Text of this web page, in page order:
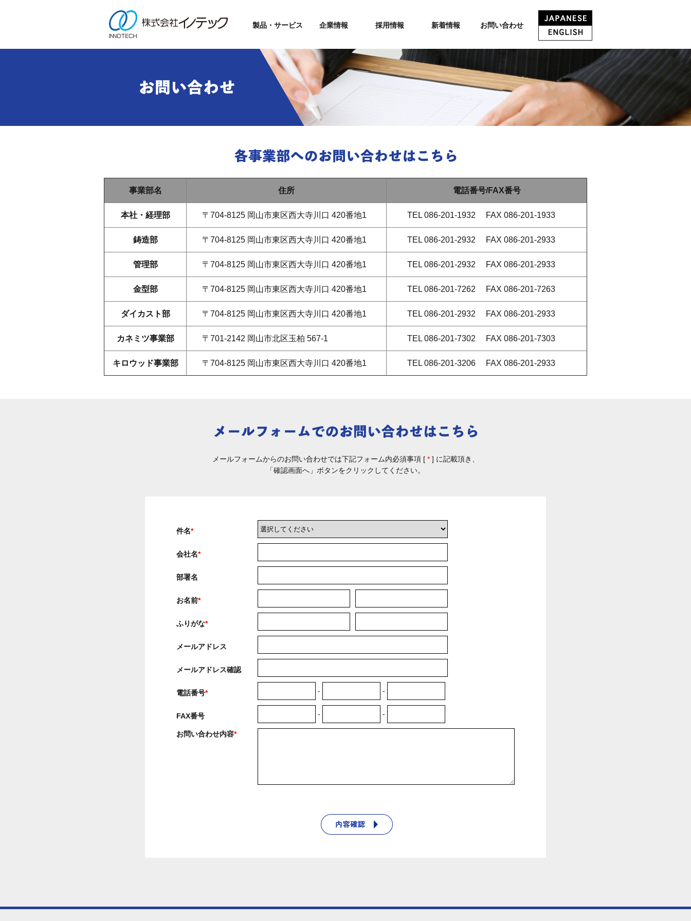
製品・サービス 企業情報 採用情報 新着情報 お問い合わせ
事業部名 住所 電話番号/FAX番号
本社・経理部 〒704-8125 岡山市東区西大寺川口 420番地1 TEL 086-201-1932 FAX 086-201-1933
鋳造部 〒704-8125 岡山市東区西大寺川口 420番地1 TEL 086-201-2932 FAX 086-201-2933
管理部 〒704-8125 岡山市東区西大寺川口 420番地1 TEL 086-201-2932 FAX 086-201-2933
金型部 〒704-8125 岡山市東区西大寺川口 420番地1 TEL 086-201-7262 FAX 086-201-7263
ダイカスト部 〒704-8125 岡山市東区西大寺川口 420番地1 TEL 086-201-2932 FAX 086-201-2933
カネミツ事業部 〒701-2142 岡山市北区玉柏 567-1 TEL 086-201-7302 FAX 086-201-7303
キロウッド事業部 〒704-8125 岡山市東区西大寺川口 420番地1 TEL 086-201-3206 FAX 086-201-2933
メールフォームからのお問い合わせでは下記フォーム内必須事項 [ *] に記載頂き、
「確認画面へ」ボタンをクリックしてください。
件名*
会社名*
部署名
お名前*
ふりがな*
メールアドレス
メールアドレス確認
電話番号* - -
FAX番号 - -
お問い合わせ内容*